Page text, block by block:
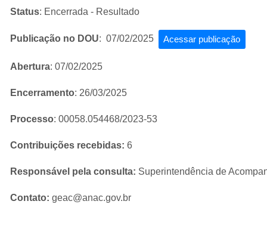
Status: Encerrada - Resultado
Publicação no DOU: 07/02/2025 Acessar publicação
Abertura: 07/02/2025
Encerramento: 26/03/2025
Processo: 00058.054468/2023-53
Contribuições recebidas: 6
Responsável pela consulta: Superintendência de
Contato: geac@anac.gov.br